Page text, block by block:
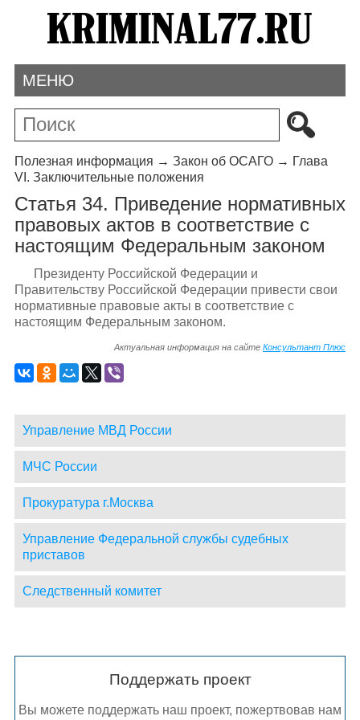
МЕНЮ
Полезная информация → Закон об ОСАГО→ Глава
VI. Заключительные положения
Статья 34. Приведение нормативных
правовых актов в соответствие с
настоящим Федеральным законом
Президенту Российской Федерации и
Правительству Российской Федерации привести свои
нормативные правовые акты в соответствие с
настоящим Федеральным законом.
Актуальная информация на сайтеКонсультант Плюс
Управление МВД России
МЧС России
Прокуратура г.Москва
Управление Федеральной службы судебных
приставов
Следственный комитет
Поддержать проект
Вы можете поддержать наш проект, пожертвовав нам